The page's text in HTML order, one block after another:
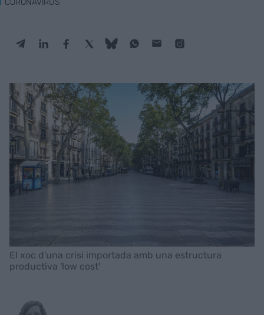
CORONAVIRUS
El xoc d'una crisi importada amb una estructura
productiva 'low cost'